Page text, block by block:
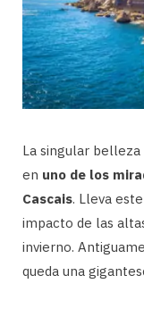
La singular
en uno de los
Cascais. Lleva
impacto de las
invierno.
queda una